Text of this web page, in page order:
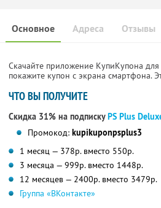
Основное Отзывы
Адреса
Скачайте приложение КупиКупона для
покажите купон с экрана смартфона.
ЧТО ВЫ ПОЛУЧИТЕ
Скидка 31% на подпискуPS Plus
Промокод: kupikuponpsplus3
1 месяц — 378р. вместо 550р.
3 месяца — 999р. вместо 1448р.
12 месяцев — 2400р. вместо 3479р.
Группа «ВКонтакте»